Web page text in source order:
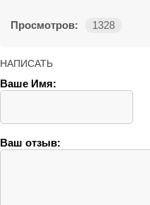
Просмотров: 1328
НАПИСАТЬ
Ваше Имя:
Ваш отзыв: